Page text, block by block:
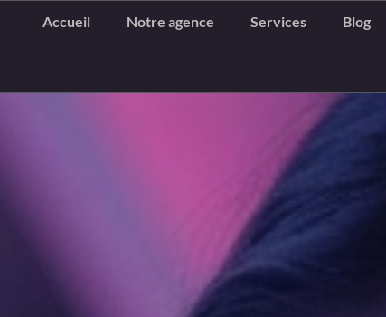
Accueil Notre agence Services Blog